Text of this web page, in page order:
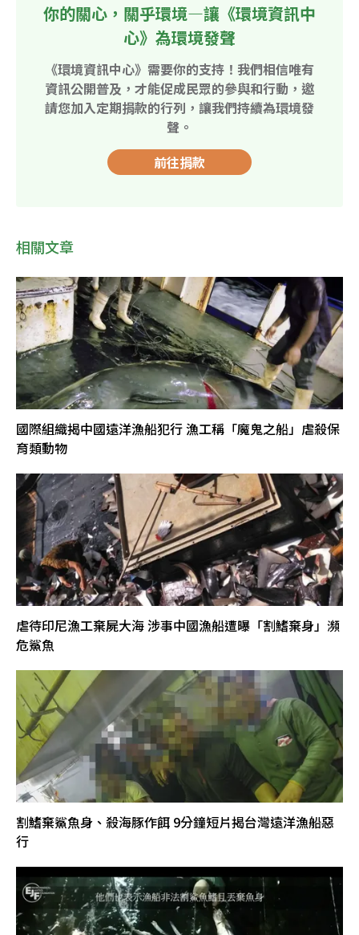
你的關心，關乎環境—讓《環境資訊中
心》為環境發聲
《環境資訊中心》需要你的支持！我們相信唯有
資訊公開普及，才能促成民眾的參與和行動，邀
請您加入定期捐款的行列，讓我們持續為環境發
聲。
前往捐款
相關文章
國際組織揭中國遠洋漁船犯行 漁工稱「魔鬼之船」虐殺保
育類動物
虐待印尼漁工棄屍大海 涉事中國漁船遭曝「割鰭棄身」瀕
危鯊魚
割鰭棄鯊魚身、殺海豚作餌 9分鐘短片揭台灣遠洋漁船惡
行